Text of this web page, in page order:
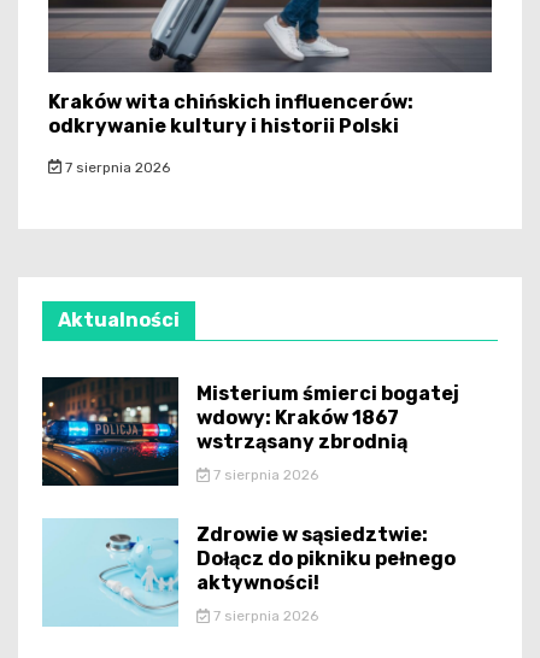
Kraków wita chińskich influencerów:
odkrywanie kultury i historii Polski
7 sierpnia 2026
Aktualności
Misterium śmierci bogatej
wdowy: Kraków 1867
wstrząsany zbrodnią
7 sierpnia 2026
Zdrowie w sąsiedztwie:
Dołącz do pikniku pełnego
aktywności!
7 sierpnia 2026